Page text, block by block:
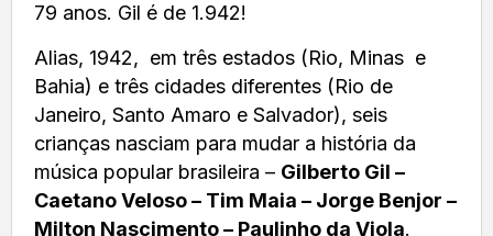
79 anos. Gil é de 1.942!
Alias, 1942, em três estados (Rio, Minas e
Bahia) e três cidades diferentes (Rio de
Janeiro, Santo Amaro e Salvador), seis
crianças nasciam para mudar a história da
música popular brasileira – Gilberto Gil –
Caetano Veloso – Tim Maia – Jorge Benjor –
Milton Nascimento – Paulinho da Viola.